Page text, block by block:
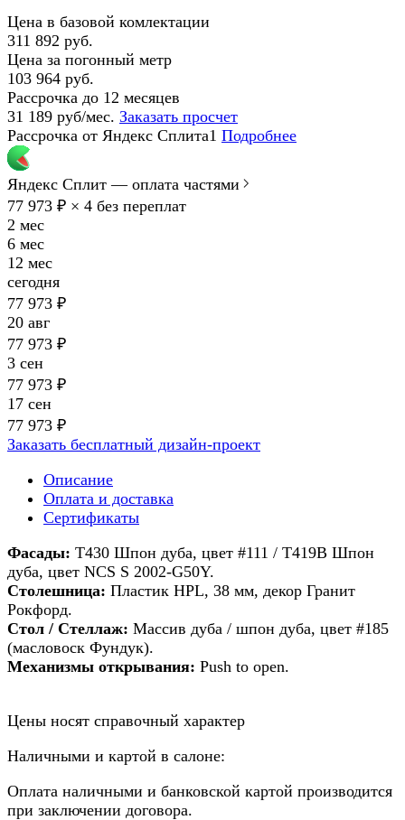
Цена в базовой комлектации
311 892 руб.
Цена за погонный метр
103 964 руб.
Рассрочка до 12 месяцев
31 189 руб/мес. Заказать просчет
Рассрочка от Яндекс Сплита1 Подробнее
Яндекс Сплит — оплата частями
77 973 ₽ × 4 без переплат
2 мес
6 мес
12 мес
сегодня
77 973 ₽
20 авг
77 973 ₽
3 сен
77 973 ₽
17 сен
77 973 ₽
Заказать бесплатный дизайн-проект
Описание
Оплата и доставка
Сертификаты
Фасады: T430 Шпон дуба, цвет #111 / T419В Шпон
дуба, цвет NCS S 2002-G50Y.
Столешница: Пластик HPL, 38 мм, декор Гранит
Рокфорд.
Стол / Стеллаж: Массив дуба / шпон дуба, цвет #185
(масловоск Фундук).
Механизмы открывания: Push to open.
Цены носят справочный характер
Наличными и картой в салоне:
Оплата наличными и банковской картой производится
при заключении договора.